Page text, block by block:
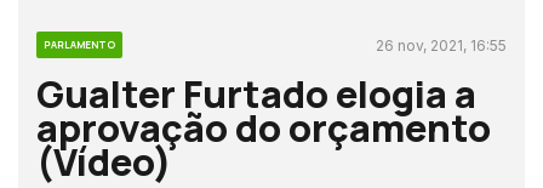
PARLAMENTO 26 nov, 2021, 16:55
Gualter Furtado elogia a
aprovação do orçamento
(Vídeo)